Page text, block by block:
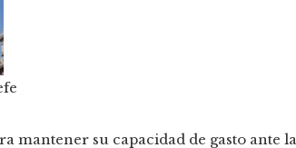
mantener su capacidad de gasto ante la